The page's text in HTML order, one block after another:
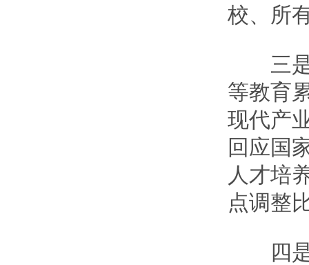
校、所
三是
等教育
现代产
回应国
人才培
点调整
四是